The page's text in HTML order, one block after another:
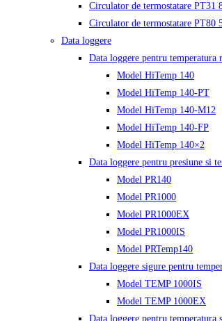
Circulator de termostatare PT31
Circulator de termostatare PT80
Data loggere
Data loggere pentru temperatura
Model HiTemp 140
Model HiTemp 140-PT
Model HiTemp 140-M12
Model HiTemp 140-FP
Model HiTemp 140×2
Data loggere pentru presiune si
Model PR140
Model PR1000
Model PR1000EX
Model PR1000IS
Model PRTemp140
Data loggere sigure pentru
Model TEMP 1000IS
Model TEMP 1000EX
Data loggere pentru temperatura